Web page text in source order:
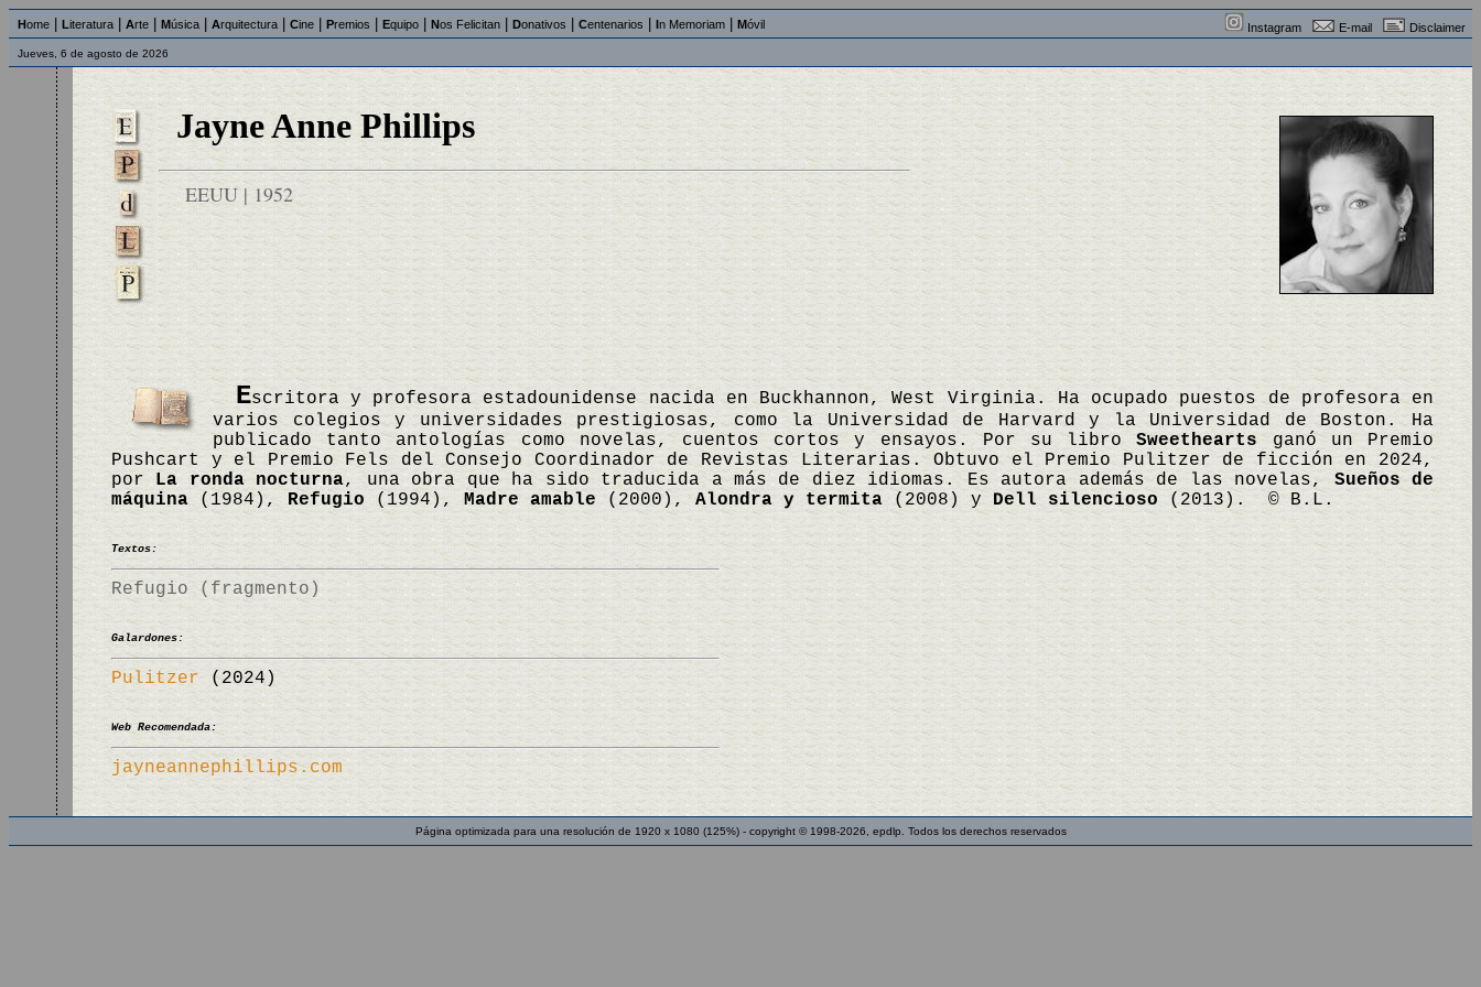
Home Literatura Arte Música Arquitectura Cine Premios Equipo Nos Felicitan Donativos Centenarios In Memoriam Móvil Instagram E-mail Disclaimer
Jueves, 6 de agosto de 2026
Jayne Anne Phillips
EEUU | 1952
Escritora y profesora estadounidense nacida en Buckhannon, West Virginia. Ha ocupado puestos de profesora en
varios colegios y universidades prestigiosas, como la Universidad de Harvard y la Universidad de Boston. Ha
publicado tanto antologías como novelas, cuentos cortos y ensayos. Por su libroSweethearts ganó un Premio
Pushcart y el Premio Fels del Consejo Coordinador de Revistas Literarias. Obtuvo el Premio Pulitzer de ficción en 2024,
por La ronda nocturna, una obra que ha sido traducida a más de diez idiomas. Es autora además de las novelas, Sueños de
máquina(1984), Refugio (1994), Madre amable (2000), Alondra y termita (2008) y Dell silencioso (2013). © B.L.
Textos:
Refugio (fragmento)
Galardones:
Pulitzer(2024)
Web Recomendada:
jayneannephillips.com
Página optimizada para una resolución de 1920 x 1080 (125%) - copyright © 1998-2026, epdlp. Todos los derechos reservados